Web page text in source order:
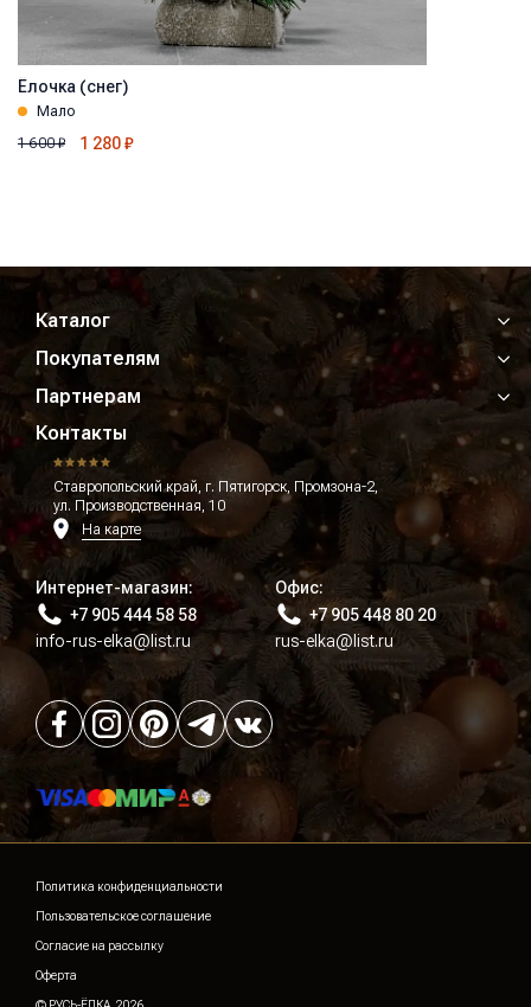
Ёлочка (снег)
Мало
1 600₽ 1 280₽
Каталог
Покупателям
Партнерам
Контакты
Ставропольский край, г. Пятигорск, Промзона-2,
ул. Производственная, 10
На карте
Интернет-магазин:
+7 905 444 58 58
info-rus-elka@list.ru
Офис:
+7 905 448 80 20
rus-elka@list.ru
Политика конфиденциальности
Пользовательское соглашение
Согласие на рассылку
Оферта